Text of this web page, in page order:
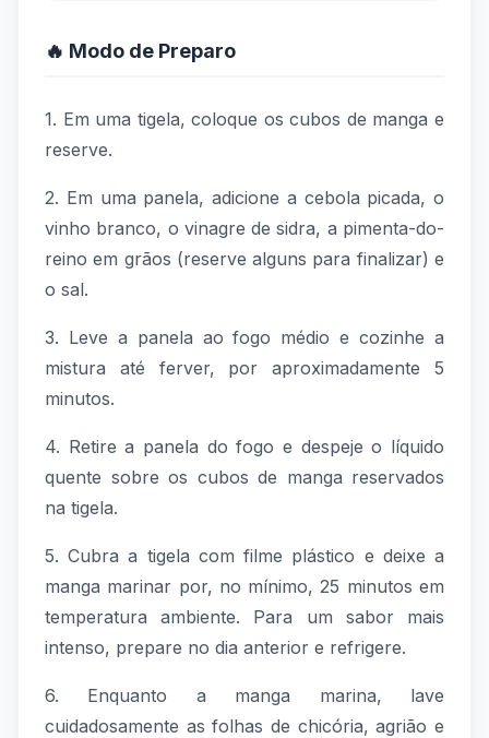
🔥 Modo de Preparo
1. Em uma tigela, coloque os cubos de manga e
reserve.
2. Em uma panela, adicione a cebola picada, o
vinho branco, o vinagre de sidra, a pimenta-do-
reino em grãos (reserve alguns para finalizar) e
o sal.
3. Leve a panela ao fogo médio e cozinhe a
mistura até ferver, por aproximadamente 5
minutos.
4. Retire a panela do fogo e despeje o líquido
quente sobre os cubos de manga reservados
na tigela.
5. Cubra a tigela com filme plástico e deixe a
manga marinar por, no mínimo, 25 minutos em
temperatura ambiente. Para um sabor mais
intenso, prepare no dia anterior e refrigere.
6. Enquanto a manga marina, lave
cuidadosamente as folhas de chicória, agrião e